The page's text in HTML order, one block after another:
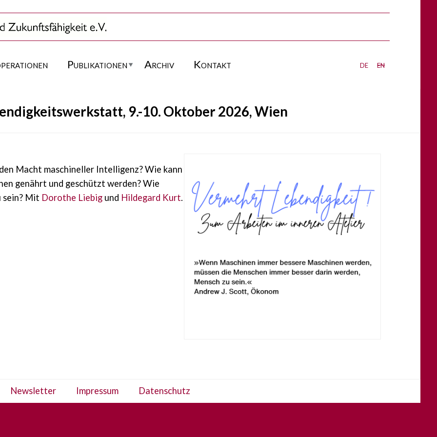
de en
Publikationen Archiv Kontakt
9.-10. Oktober 2026, Wien
Macht maschineller Intelligenz? Wie kann
genährt und geschützt werden? Wie
sein? Mit Dorothe Liebig und Hildegard Kurt.
Newsletter Impressum Datenschutz